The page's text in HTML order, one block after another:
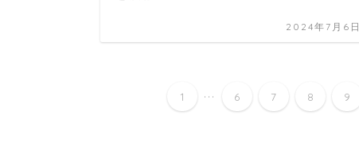
2024年7月6日
1 ... 6 7 8 9